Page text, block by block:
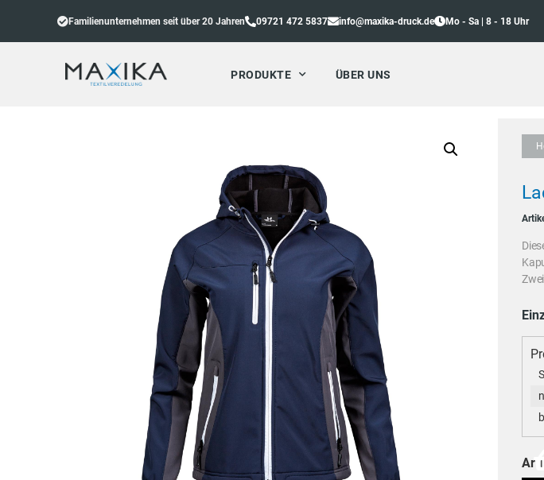
Familienunternehmen seit über 20 Jahren 09721 472 5837 info@maxika-druck.de Mo - Sa | 8 - 18 Uhr
PRODUKTE ÜBER UNS